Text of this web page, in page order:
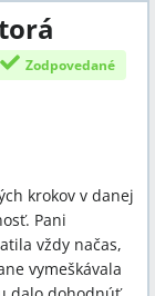
Zodpovedané
krokov v danej
Pani
vždy načas,
vymeškávala